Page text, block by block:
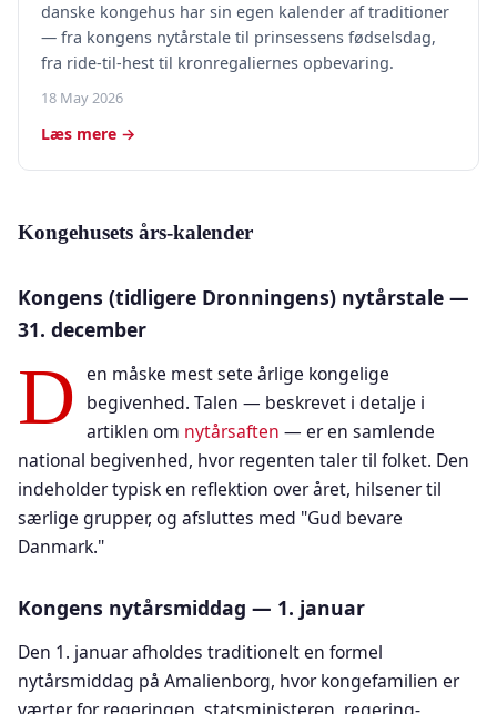
danske kongehus har sin egen kalender af traditioner
— fra kongens nytårstale til prinsessens fødselsdag,
fra ride-til-hest til kronregaliernes opbevaring.
18 May 2026
Læs mere →
Kongehusets års-kalender
Kongens (tidligere Dronningens) nytårstale —
31. december
D en måske mest sete årlige kongelige
begivenhed. Talen — beskrevet i detalje i
artiklen om nytårsaften — er en samlende
national begivenhed, hvor regenten taler til folket. Den
indeholder typisk en reflektion over året, hilsener til
særlige grupper, og afsluttes med "Gud bevare
Danmark."
Kongens nytårsmiddag — 1. januar
Den 1. januar afholdes traditionelt en formel
nytårsmiddag på Amalienborg, hvor kongefamilien er